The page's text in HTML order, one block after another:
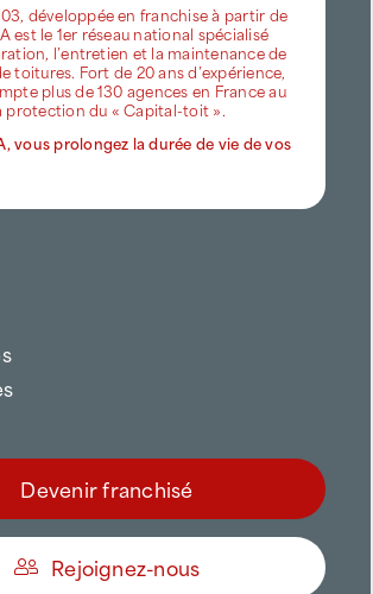
développée en franchise à partir de
est le 1er réseau national spécialisé
l’entretien et la maintenance de
toitures. Fort de 20 ans d’expérience,
plus de 130 agences en France au
protection du « Capital-toit ».
vous prolongez la durée de vie de vos
Devenir franchisé
Rejoignez-nous